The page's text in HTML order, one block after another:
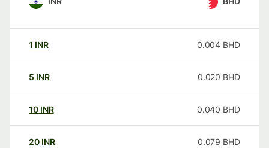
1 INR 0.004 BHD
5 INR 0.020 BHD
10 INR 0.040 BHD
20 INR 0.079 BHD